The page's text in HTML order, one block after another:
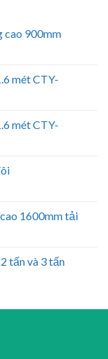
cao 900mm
mét CTY-
mét CTY-
1600mm tải
tấn và 3 tấn